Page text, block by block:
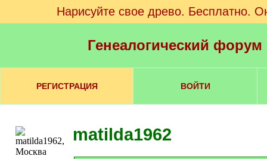
Нарисуйте свое древо. Бесплатно.
Генеалогический
РЕГИСТРАЦИЯ ВОЙТИ
matilda1962